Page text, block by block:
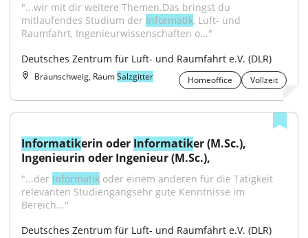
"...wir mit dir weitere Themen.Das bringst du
mitlaufendes Studium der Informatik, Luft- und
Raumfahrt, Ingenieurwissenschaften o..."
Deutsches Zentrum für Luft- und Raumfahrt e.V. (DLR)
Braunschweig, RaumSalzgitter Homeoffice Vollzeit
Informatikerin oder Informatiker (M.Sc.),
Ingenieurin oder Ingenieur (M.Sc.),
"...der Informatik oder einem anderen für die Tätigkeit
relevanten Studiengangsehr gute Kenntnisse im
Bereich..."
Deutsches Zentrum für Luft- und Raumfahrt e.V. (DLR)